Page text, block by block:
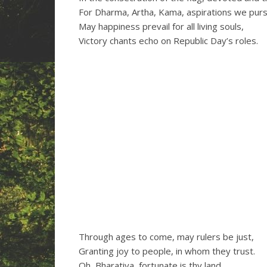
For Dharma, Artha, Kama, aspirations we
May happiness prevail for all living souls,
Victory chants echo on Republic Day’s roles.
Through ages to come, may rulers be just,
Granting joy to people, in whom they trust.